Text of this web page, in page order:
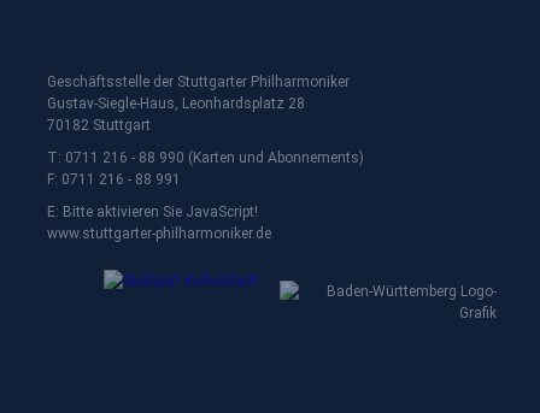
Geschäftsstelle der Stuttgarter Philharmoniker
Gustav-Siegle-Haus, Leonhardsplatz 28
70182 Stuttgart
T: 0711 216 - 88 990 (Karten und Abonnements)
F: 0711 216 - 88 991
E: Bitte aktivieren Sie JavaScript!
www.stuttgarter-philharmoniker.de